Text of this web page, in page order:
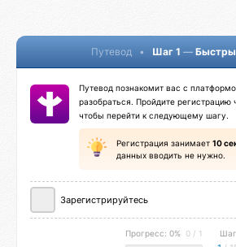
Путевод • Шаг 1 —
Путевод познакомит вас с
разобраться. Пройдите регистрацию
чтобы перейти к следующему шагу.
Регистрация занимает 10
данных вводить не нужно.
Зарегистрируйтесь
Прогресс: 0% 0 / 1 Шаг